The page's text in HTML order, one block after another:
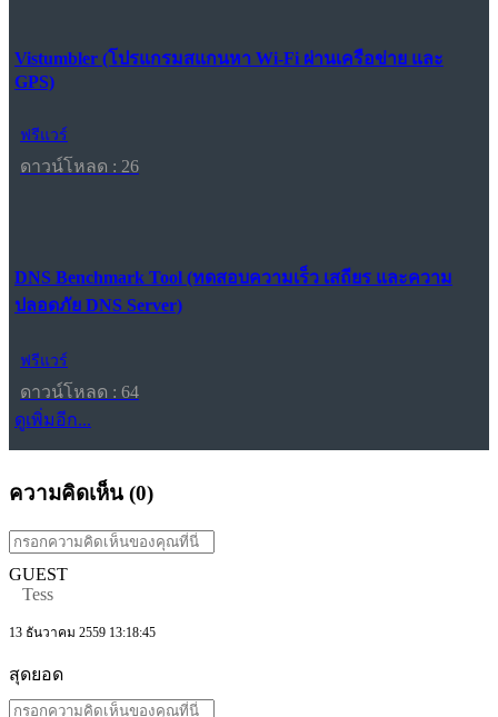
Vistumbler (โปรแกรมสแกนหา Wi-Fi ผ่านเครือข่าย และ
GPS)
ฟรีแวร์
ดาวน์โหลด : 26
DNS Benchmark Tool (ทดสอบความเร็ว เสถียร และความ
ปลอดภัย DNS Server)
ฟรีแวร์
ดาวน์โหลด : 64
ดูเพิ่มอีก...
ความคิดเห็น (0)
GUEST
Tess
13 ธันวาคม 2559 13:18:45
สุดยอด